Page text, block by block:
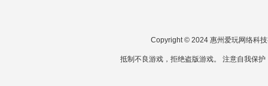
Copyright © 2024 惠州爱玩网络科
抵制不良游戏，拒绝盗版游戏。 注意自我保